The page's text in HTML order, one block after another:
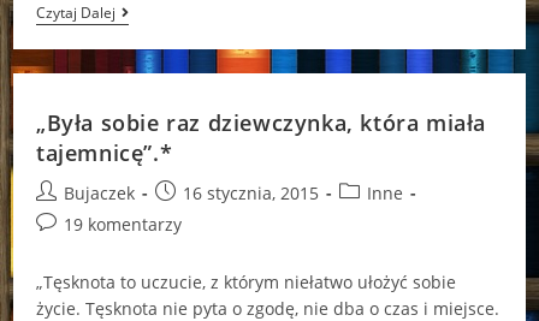
Czytaj Dalej[Patronat]
“Ród”
J.D.
Horn
„Była sobie raz dziewczynka, która miała
tajemnicę”.*
Post
author:
Bujaczek
Post
published:
16 stycznia, 2015
PostInne
Post19 komentarzy
„Tęsknota to uczucie, z którym niełatwo ułożyć sobie
życie. Tęsknota nie pyta o zgodę, nie dba o czas i miejsce.